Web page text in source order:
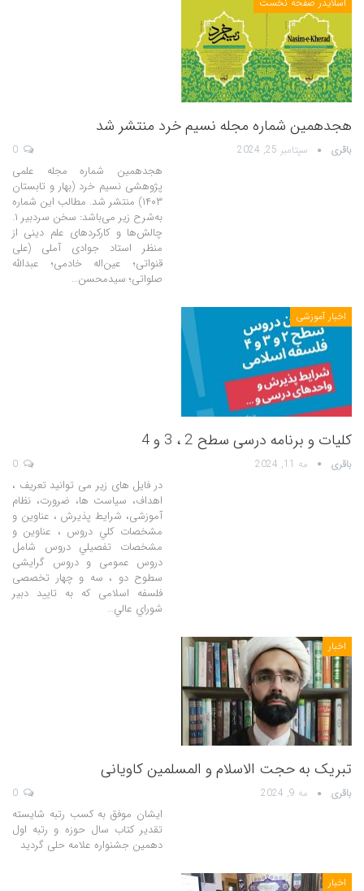
هجدهمین شماره مجله نسیم خرد منتشر شد
باقری سپتامبر 25, 2024
هجدهمین شماره مجله علمی
پژوهشی نسیم خرد (بهار و تابستان
۱۴۰۳) منتشر شد. مطالب این شماره
به‌شرح زیر می‌باشد: سخن سردبیر ۱.
چالش‌ها و کارکردهای علم دینی از
منظر استاد جوادی آملی (علی
قنواتی؛ عین‌اله خادمی؛ عبدالله
صلواتی؛ سیدمحسن…
اخبار آموزشی
کلیات و برنامه درسی سطح 2 ، 3 و 4
باقری مه 11, 2024
در فایل های زیر می توانید تعریف ،
اهداف، سیاست ها، ضرورت، نظام
آموزشی، شرايط پذيرش ، عناوين و
مشخصات كلي دروس ، عناوين و
مشخصات تفصيلي دروس شامل
دروس عمومی و دروس گرایشی
سطوح دو ، سه و چهار تخصصی
فلسفه اسلامی که به تایید دبير
شوراي عالي…
اخبار
تبریک به حجت الاسلام و المسلمین کاویانی
باقری مه 9, 2024
ایشان موفق به کسب رتبه شایسته
تقدیر کتاب سال حوزه و رتبه اول
دهمین جشنواره علامه حلی گردید
اخبار